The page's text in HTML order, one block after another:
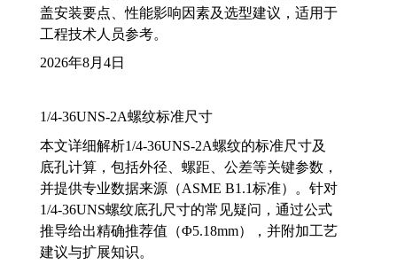
盖安装要点、性能影响因素及选型建议，适用于
工程技术人员参考。
2026年8月4日
1/4-36UNS-2A螺纹标准尺寸
本文详细解析1/4-36UNS-2A螺纹的标准尺寸及
底孔计算，包括外径、螺距、公差等关键参数，
并提供专业数据来源（ASME B1.1标准）。针对
1/4-36UNS螺纹底孔尺寸的常见疑问，通过公式
推导给出精确推荐值（Φ5.18mm），并附加工艺
建议与扩展知识。